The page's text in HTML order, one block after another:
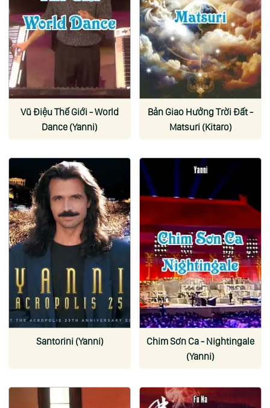
Vũ Điệu Thế Giới - World
Dance (Yanni)
Bản Giao Hưởng Trời Đất -
Matsuri (Kitaro)
Santorini (Yanni)
Chim Sơn Ca - Nightingale
(Yanni)